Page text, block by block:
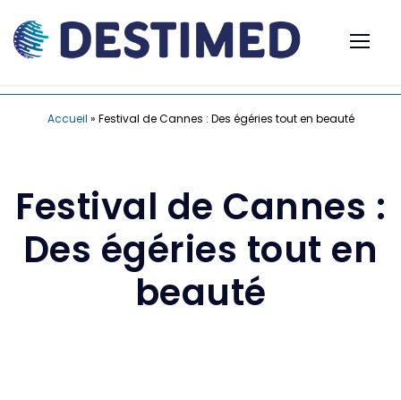
Accueil » Festival de Cannes : Des égéries tout en beauté
Festival de Cannes :
Des égéries tout en
beauté